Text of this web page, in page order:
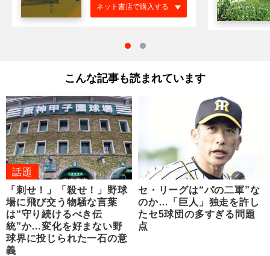
ネット書店で購入する
こんな記事も読まれています
話題
「刺せ！」「殺せ！」野球
場に飛び交う物騒な言葉
は“守り続けるべき伝
統”か…変化を好まない野
球界に投じられた一石の意
義
セ・リーグは“パの二軍”な
のか…「巨人」独走を許し
たセ5球団の多すぎる問題
点